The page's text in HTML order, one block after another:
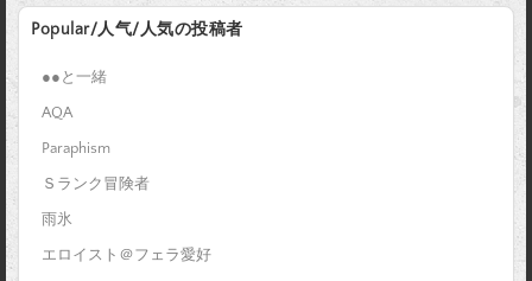
Popular/人气/人気の投稿者
●●と一緒
AQA
Paraphism
Ｓランク冒険者
雨氷
エロイスト＠フェラ愛好